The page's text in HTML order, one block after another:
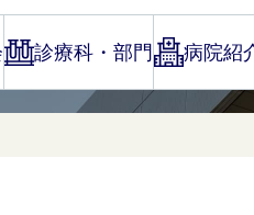
診療科・部門 病院紹